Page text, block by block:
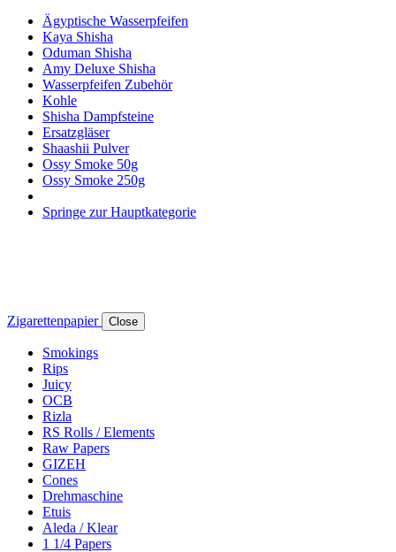
Ägyptische Wasserpfeifen
Kaya Shisha
Oduman Shisha
Amy Deluxe Shisha
Wasserpfeifen Zubehör
Kohle
Shisha Dampfsteine
Ersatzgläser
Shaashii Pulver
Ossy Smoke 50g
Ossy Smoke 250g
Springe zur Hauptkategorie
Zigarettenpapier Close
Smokings
Rips
Juicy
OCB
Rizla
RS Rolls / Elements
Raw Papers
GIZEH
Cones
Drehmaschine
Etuis
Aleda / Klear
1 1/4 Papers